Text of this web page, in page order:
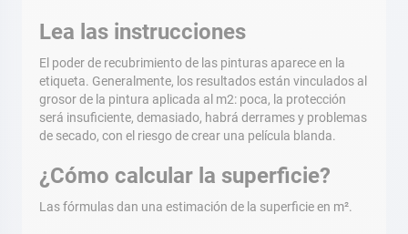
Lea las instrucciones
El poder de recubrimiento de las pinturas aparece en la
etiqueta. Generalmente, los resultados están vinculados al
grosor de la pintura aplicada al m2: poca, la protección
será insuficiente, demasiado, habrá derrames y problemas
de secado, con el riesgo de crear una película blanda.
¿Cómo calcular la superficie?
Las fórmulas dan una estimación de la superficie en m².